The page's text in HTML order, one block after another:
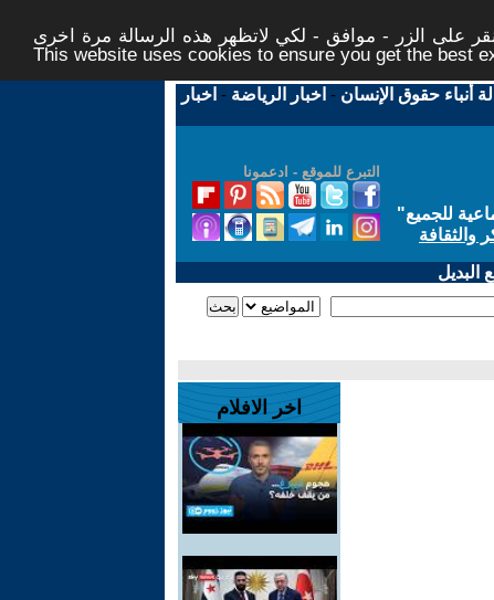
على الزر - موافق - لكي لاتظهر هذه الرسالة مرة اخرى -
This website uses cookies to ensure you get the best
أنباء حقوق الإنسان - اخبار الرياضة - اخبار
التبرع للموقع - ادعمونا
للجميع"
والثقافة
البديل
اخر الافلام